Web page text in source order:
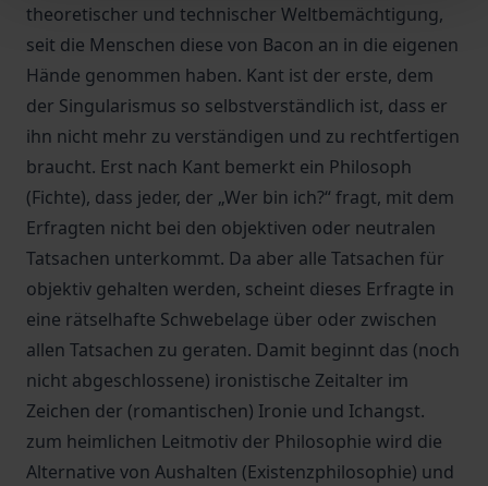
theoretischer und technischer Weltbemächtigung,
seit die Menschen diese von Bacon an in die eigenen
Hände genommen haben. Kant ist der erste, dem
der Singularismus so selbstverständlich ist, dass er
ihn nicht mehr zu verständigen und zu rechtfertigen
braucht. Erst nach Kant bemerkt ein Philosoph
(Fichte), dass jeder, der „Wer bin ich?“ fragt, mit dem
Erfragten nicht bei den objektiven oder neutralen
Tatsachen unterkommt. Da aber alle Tatsachen für
objektiv gehalten werden, scheint dieses Erfragte in
eine rätselhafte Schwebelage über oder zwischen
allen Tatsachen zu geraten. Damit beginnt das (noch
nicht abgeschlossene) ironistische Zeitalter im
Zeichen der (romantischen) Ironie und Ichangst.
zum heimlichen Leitmotiv der Philosophie wird die
Alternative von Aushalten (Existenzphilosophie) und